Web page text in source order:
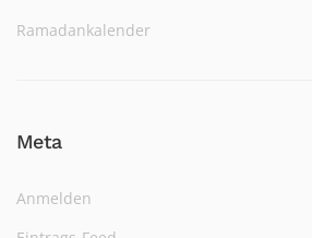
Ramadankalender
Meta
Anmelden